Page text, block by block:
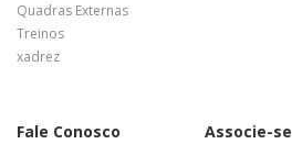
Quadras Externas
Treinos
xadrez
Fale Conosco Associe-se